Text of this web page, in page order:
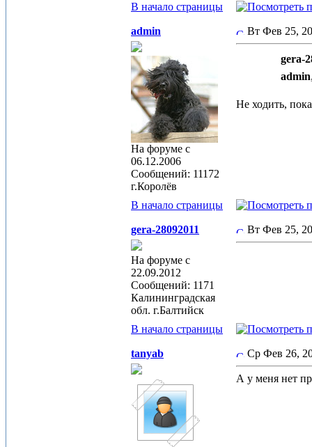
В начало страницы
admin
На форуме с
06.12.2006
Сообщений: 11172
г.Королёв
Вт Фев 25,
gera-
admin
Не ходить,
В начало страницы
gera-28092011
На форуме с
22.09.2012
Сообщений: 1171
Калининградская
обл. г.Балтийск
Вт Фев 25,
В начало страницы
tanyab Ср Фев 26,
А у меня нет